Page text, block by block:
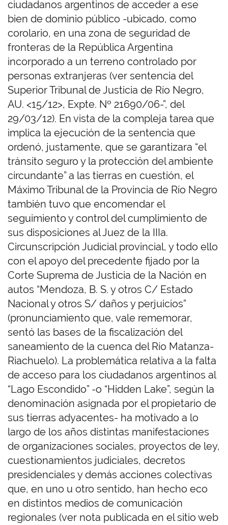
ciudadanos argentinos de acceder a ese
bien de dominio público -ubicado, como
corolario, en una zona de seguridad de
fronteras de la República Argentina
incorporado a un terreno controlado por
personas extranjeras (ver sentencia del
Superior Tribunal de Justicia de Río Negro,
AU. <15/12>, Expte. Nº 21690/06-”, del
29/03/12). En vista de la compleja tarea que
implica la ejecución de la sentencia que
ordenó, justamente, que se garantizara “el
tránsito seguro y la protección del ambiente
circundante” a las tierras en cuestión, el
Máximo Tribunal de la Provincia de Río Negro
también tuvo que encomendar el
seguimiento y control del cumplimiento de
sus disposiciones al Juez de la IIIa.
Circunscripción Judicial provincial, y todo ello
con el apoyo del precedente fijado por la
Corte Suprema de Justicia de la Nación en
autos “Mendoza, B. S. y otros C/ Estado
Nacional y otros S/ daños y perjuicios”
(pronunciamiento que, vale rememorar,
sentó las bases de la fiscalización del
saneamiento de la cuenca del Río Matanza-
Riachuelo). La problemática relativa a la falta
de acceso para los ciudadanos argentinos al
“Lago Escondido” -o “Hidden Lake”, según la
denominación asignada por el propietario de
sus tierras adyacentes- ha motivado a lo
largo de los años distintas manifestaciones
de organizaciones sociales, proyectos de ley,
cuestionamientos judiciales, decretos
presidenciales y demás acciones colectivas
que, en uno u otro sentido, han hecho eco
en distintos medios de comunicación
regionales (ver nota publicada en el sitio web